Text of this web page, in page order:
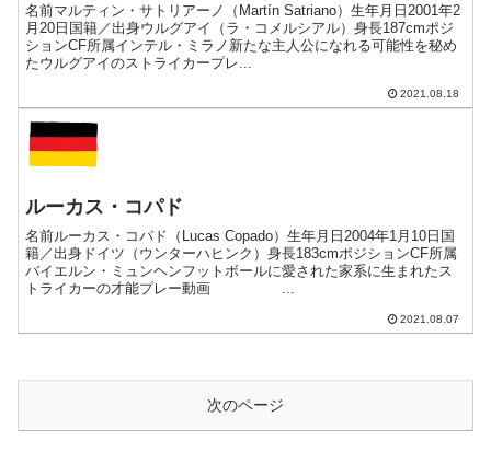
名前マルティン・サトリアーノ（Martín Satriano）生年月日2001年2
月20日国籍／出身ウルグアイ（ラ・コメルシアル）身長187cmポジ
ションCF所属インテル・ミラノ新たな主人公になれる可能性を秘め
たウルグアイのストライカープレ...
2021.08.18
ルーカス・コパド
名前ルーカス・コパド（Lucas Copado）生年月日2004年1月10日国
籍／出身ドイツ（ウンターハヒンク）身長183cmポジションCF所属
バイエルン・ミュンヘンフットボールに愛された家系に生まれたス
トライカーの才能プレー動画 ...
2021.08.07
次のページ